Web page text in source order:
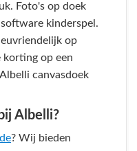
Foto's op doek
kinderspel.
op
korting op een
canvasdoek
Albelli?
? Wij bieden